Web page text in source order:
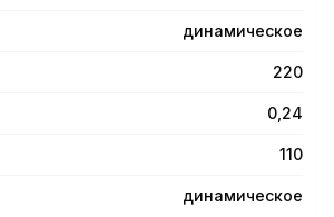
динамическое
220
0,24
110
динамическое